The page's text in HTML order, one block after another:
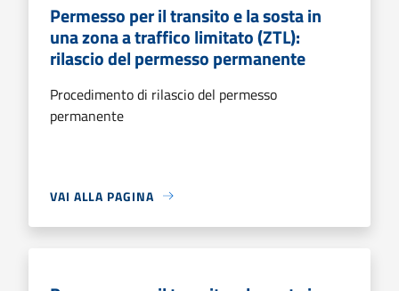
Permesso per il transito e la sosta in
una zona a traffico limitato (ZTL):
rilascio del permesso permanente
Procedimento di rilascio del permesso
permanente
VAI ALLA PAGINA